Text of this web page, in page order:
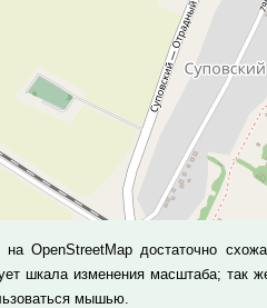
на OpenStreetMap достаточно
шкала изменения масштаба; так
мышью.